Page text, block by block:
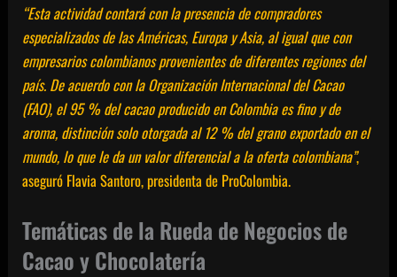
“Esta actividad contará con la presencia de compradores
especializados de lasAméricas, Europa y Asia, al igual que con
empresarios colombianos provenientes de diferentes regiones del
país. De acuerdo con la Organización Internacional del Cacao
(FAO), el 95 % del cacao producido en Colombia es fino y de
aroma, distinción solo otorgada al 12 % del grano exportado en el
mundo, lo que le da un valor diferencial a la oferta colombiana”,
aseguró Flavia Santoro, presidenta de ProColombia.
Temáticas de la Rueda de Negocios de
Cacao y Chocolatería